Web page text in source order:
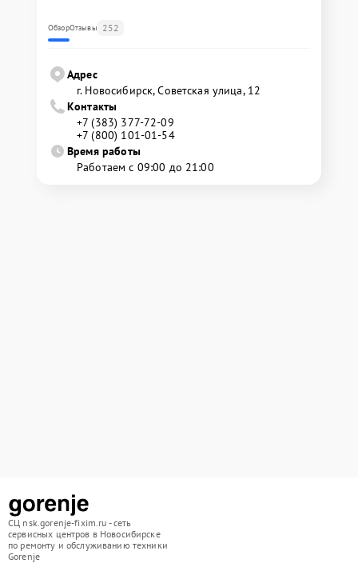
ОбзорОтзывы 252
Адрес
г. Новосибирск, Советская улица, 12
Контакты
+7 (383) 377-72-09
+7 (800) 101-01-54
Время работы
Работаем с 09:00 до 21:00
СЦ nsk.gorenje-fixim.ru - сеть
сервисных центров в Новосибирске
по ремонту и обслуживанию техники
Gorenje